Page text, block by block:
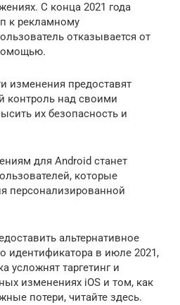
С конца 2021 года
к рекламному
отказывается от
изменения предоставят
контроль над своими
их безопасность и
для Android станет
которые
персонализированной
альтернативное
идентификатора в июле 2021,
усложнят таргетинг и
изменениях iOS и том, как
потери, читайте здесь.